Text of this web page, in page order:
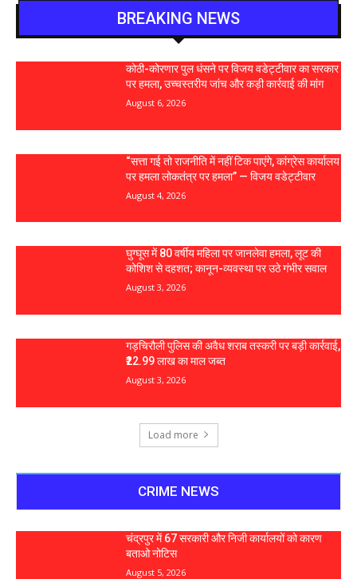
BREAKING NEWS
कोठी-कोरणार पुल धंसने पर विजय वडेट्टीवार का सरकार
पर हमला, उच्चस्तरीय जांच और कड़ी कार्रवाई की मांग
August 6, 2026
“सत्ता गई तो राजनीति में नहीं टिक पाएंगे, कांग्रेस कार्यालय
पर हमला लोकतंत्र पर हमला” — विजय वडेट्टीवार
August 4, 2026
घुग्घूस में 80 वर्षीय महिला पर जानलेवा हमला, लूट की
कोशिश से दहशत; कानून-व्यवस्था पर उठे गंभीर सवाल
August 3, 2026
गड़चिरौली पुलिस की अवैध शराब तस्करी पर बड़ी कार्रवाई,
₹22.99 लाख का माल जब्त
August 3, 2026
Load more
CRIME NEWS
चंद्रपुर में 67 सरकारी और निजी कार्यालयों को कारण
बताओ नोटिस
August 5, 2026